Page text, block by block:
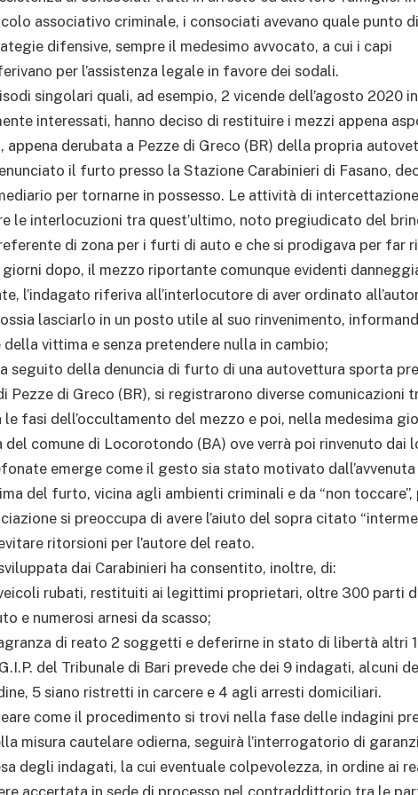
associativo criminale, i consociati avevano quale punto di
difensive, sempre il medesimo avvocato, a cui i capi
per l’assistenza legale in favore dei sodali.
singolari quali, ad esempio, 2 vicende dell’agosto 2020
interessati, hanno deciso di restituire i mezzi appena
appena derubata a Pezze di Greco (BR) della propria
il furto presso la Stazione Carabinieri di Fasano,
per tornarne in possesso. Le attività di
le interlocuzioni tra quest’ultimo, noto pregiudicato del
di zona per i furti di auto e che si prodigava per far
dopo, il mezzo riportante comunque evidenti
l’indagato riferiva all’interlocutore di aver ordinato
lasciarlo in un posto utile al suo rinvenimento,
vittima e senza pretendere nulla in cambio;
seguito della denuncia di furto di una autovettura sporta
Pezze di Greco (BR), si registrarono diverse comunicazioni
fasi dell’occultamento del mezzo e poi, nella medesima
comune di Locorotondo (BA) ove verrà poi rinvenuto dai
emerge come il gesto sia stato motivato
del furto, vicina agli ambienti criminali e da “non toccare”,
si preoccupa di avere l’aiuto del sopra citato
ritorsioni per l’autore del reato.
dai Carabinieri ha consentito, inoltre, di:
rubati, restituiti ai legittimi proprietari, oltre 300 parti
e numerosi arnesi da scasso;
di reato 2 soggetti e deferirne in stato di libertà altri
del Tribunale di Bari prevede che dei 9 indagati, alcuni
5 siano ristretti in carcere e 4 agli arresti domiciliari.
come il procedimento si trovi nella fase delle indagini
misura cautelare odierna, seguirà l’interrogatorio di
degli indagati, la cui eventuale colpevolezza, in ordine ai
accertata in sede di processo nel contraddittorio tra le